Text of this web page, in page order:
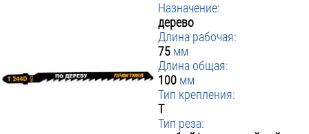
Назначение:
дерево
Длина рабочая:
75 мм
Длина общая:
100 мм
Тип крепления:
T
Тип реза: